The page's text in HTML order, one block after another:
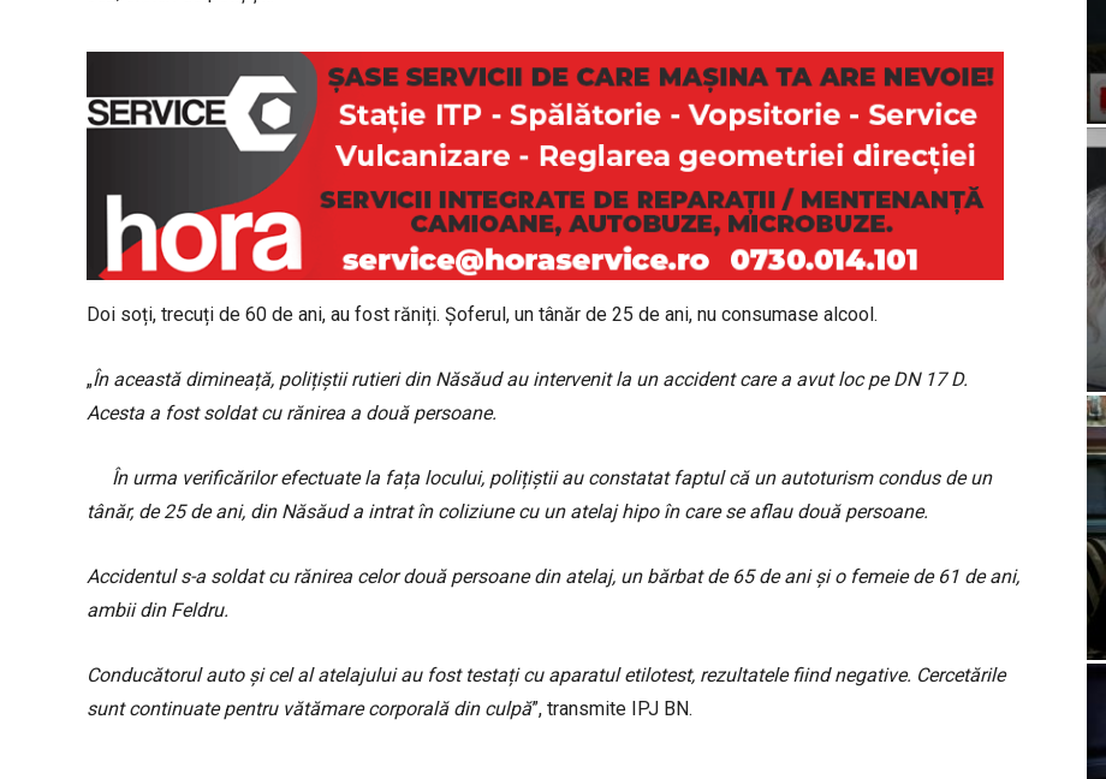
Doi soți, trecuți de 60 de ani, au fost răniți. Șoferul, un tânăr de 25 de ani, nu consumase alcool.
„În această dimineață, polițiștii rutieri din Năsăud au intervenit la un accident care a avut loc pe DN 17 D.
Acesta a fost soldat cu rănirea a două persoane.
În urma verificărilor efectuate la fața locului, polițiștii au constatat faptul că un autoturism condus de un
tânăr, de 25 de ani, din Năsăud a intrat în coliziune cu un atelaj hipo în care se aflau două persoane.
Accidentul s-a soldat cu rănirea celor două persoane din atelaj, un bărbat de 65 de ani și o femeie de 61 de ani,
ambii din Feldru.
Conducătorul auto și cel al atelajului au fost testați cu aparatul etilotest, rezultatele fiind negative. Cercetările
sunt continuate pentru vătămare corporală din culpă”, transmite IPJ BN.